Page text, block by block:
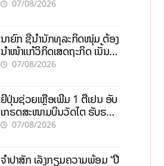
ເປົ້າດຶງທຶນ 150 ລ້ານໂດລາ, ສ້າງ
07/08/2026
ນາຍົກ ຊີ້ນຳນັກທຸລະກິດໜຸ່ມ ຕ້ອງ
ນຳໜ້າແກ້ວິກິດເສດຖະກິດ ເນັ້ນດຶງ
ທຶນສາກົນ, ຫັນສູ່ດິຈິຕອນ
07/08/2026
ຍີ່ປຸ່ນຊ່ວຍເຫຼືອເພີ່ມ 1 ຕື້ເຢນ ອັບ
ເກຣດສະໜາມບິນວັດໄຕ ຮັບຮອງ
ການເຕີບໂຕ
07/08/2026
ຈຳປາສັກ ເລັ່ງກຽມຄວາມພ້ອມ “ປີ